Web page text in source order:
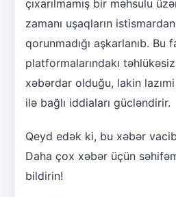
çıxarılmamış bir məhsulu
zamanı uşaqların
qorunmadığı aşkarlanıb. Bu
platformalarındakı
xəbərdar olduğu, lakin
ilə bağlı iddiaları gücləndirir.
Qeyd edək ki, bu xəbər
Daha çox xəbər üçün
bildirin!